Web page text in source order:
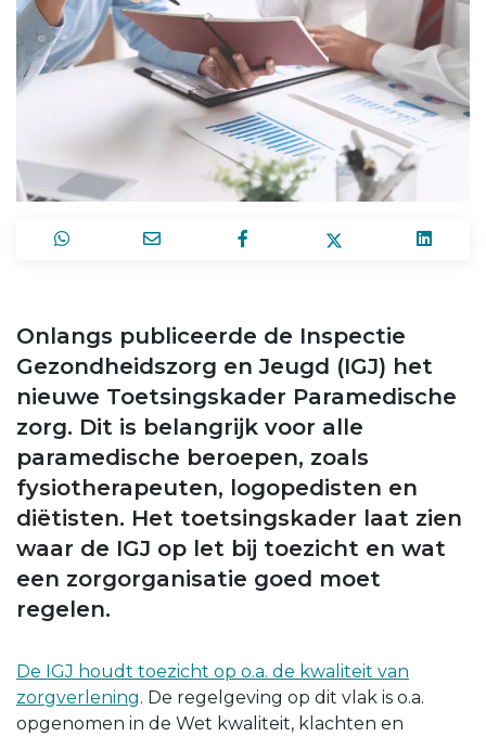
Onlangs publiceerde de Inspectie
Gezondheidszorg en Jeugd (IGJ) het
nieuwe Toetsingskader Paramedische
zorg. Dit is belangrijk voor alle
paramedische beroepen, zoals
fysiotherapeuten, logopedisten en
diëtisten. Het toetsingskader laat zien
waar de IGJ op let bij toezicht en wat
een zorgorganisatie goed moet
regelen.
De IGJ houdt toezicht op o.a. de kwaliteit van
zorgverlening. De regelgeving op dit vlak is o.a.
opgenomen in de Wet kwaliteit, klachten en